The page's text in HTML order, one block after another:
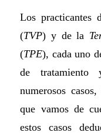
Los practicantes
(TVP) y de la
(TPE), cada uno
de tratamiento
numerosos
que vamos de
estos casos